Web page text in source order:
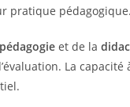
pratique pédagogique.
pédagogie et de la
La